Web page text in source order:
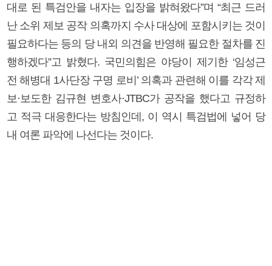
대로 된 특검안을 내자는 입장을 밝혀왔다”며 “최근 드러
난 소위 제보 공작 의혹까지 수사 대상에 포함시키는 것이
필요하다는 등의 당 내외 의견을 반영해 필요한 절차를 진
행하겠다”고 밝혔다. 국민의힘은 야당이 제기한 ‘임성근
전 해병대 1사단장 구명 로비’ 의혹과 관련해 이를 각각 제
보·보도한 김규현 변호사·JTBC가 공작을 했다고 규정하
고 적극 대응한다는 방침인데, 이 역시 특검법에 넣어 당
내 여론 파악에 나선다는 것이다.